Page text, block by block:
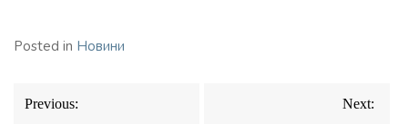
Posted in Новини
Навігація
записів
Previous: Next: